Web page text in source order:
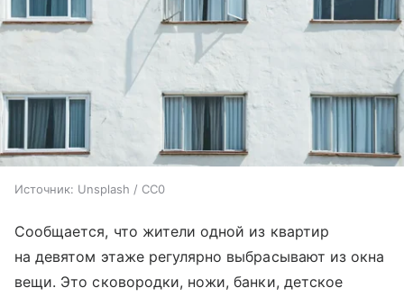
Источник: Unsplash / CC0
Сообщается, что жители одной из квартир
на девятом этаже регулярно выбрасывают из окна
вещи. Это сковородки, ножи, банки, детское